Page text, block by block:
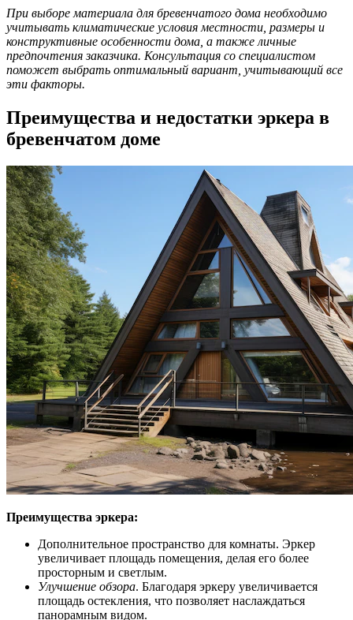
При выборе материала для бревенчатого дома необходимо
учитывать климатические условия местности, размеры и
конструктивные особенности дома, а также личные
предпочтения заказчика. Консультация со специалистом
поможет выбрать оптимальный вариант, учитывающий все
эти факторы.
Преимущества и недостатки эркера в
бревенчатом доме
Преимущества эркера:
Дополнительное пространство для комнаты. Эркер
увеличивает площадь помещения, делая его более
просторным и светлым.
Улучшение обзора. Благодаря эркеру увеличивается
площадь остекления, что позволяет наслаждаться
панорамным видом.